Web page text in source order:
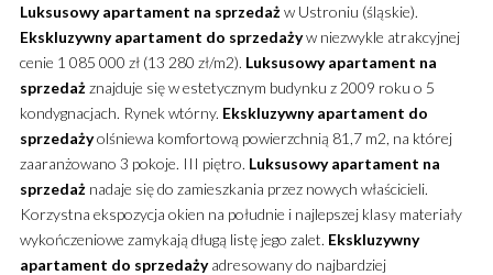
Luksusowy apartament na sprzedażw Ustroniu (śląskie).
Ekskluzywny apartament do sprzedażyw niezwykle atrakcyjnej
cenie 1 085 000 zł (13 280 zł/m2). Luksusowy apartament na
sprzedażznajduje się w estetycznym budynku z 2009 roku o 5
kondygnacjach. Rynek wtórny. Ekskluzywny apartament do
sprzedażyolśniewa komfortową powierzchnią 81,7 m2, na której
zaaranżowano 3 pokoje. III piętro. Luksusowy apartament na
sprzedażnadaje się do zamieszkania przez nowych właścicieli.
Korzystna ekspozycja okien na południe i najlepszej klasy materiały
wykończeniowe zamykają długą listę jego zalet. Ekskluzywny
apartament do sprzedażyadresowany do najbardziej